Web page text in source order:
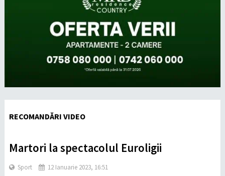
RECOMANDĂRI VIDEO
Martori la spectacolul Euroligii
Sport 12 Ianuarie 2023, 16:51